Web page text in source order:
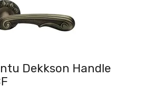
dan Pelapis Dinding
Beton & Wiremesh
Penanggulangan Kebakaran
Elektronik
Utama
Dekkson Handle